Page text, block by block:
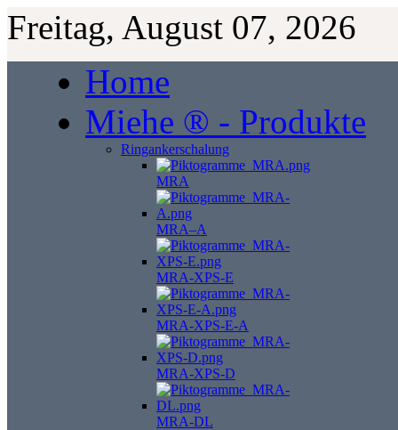
Freitag, August 07, 2026
Home
Miehe ® - Produkte
Ringankerschalung
MRA
MRA–A
MRA-XPS-E
MRA-XPS-E-A
MRA-XPS-D
MRA-DL